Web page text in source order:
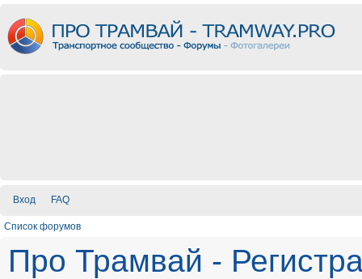
Вход FAQ
Список форумов
Про Трамвай -